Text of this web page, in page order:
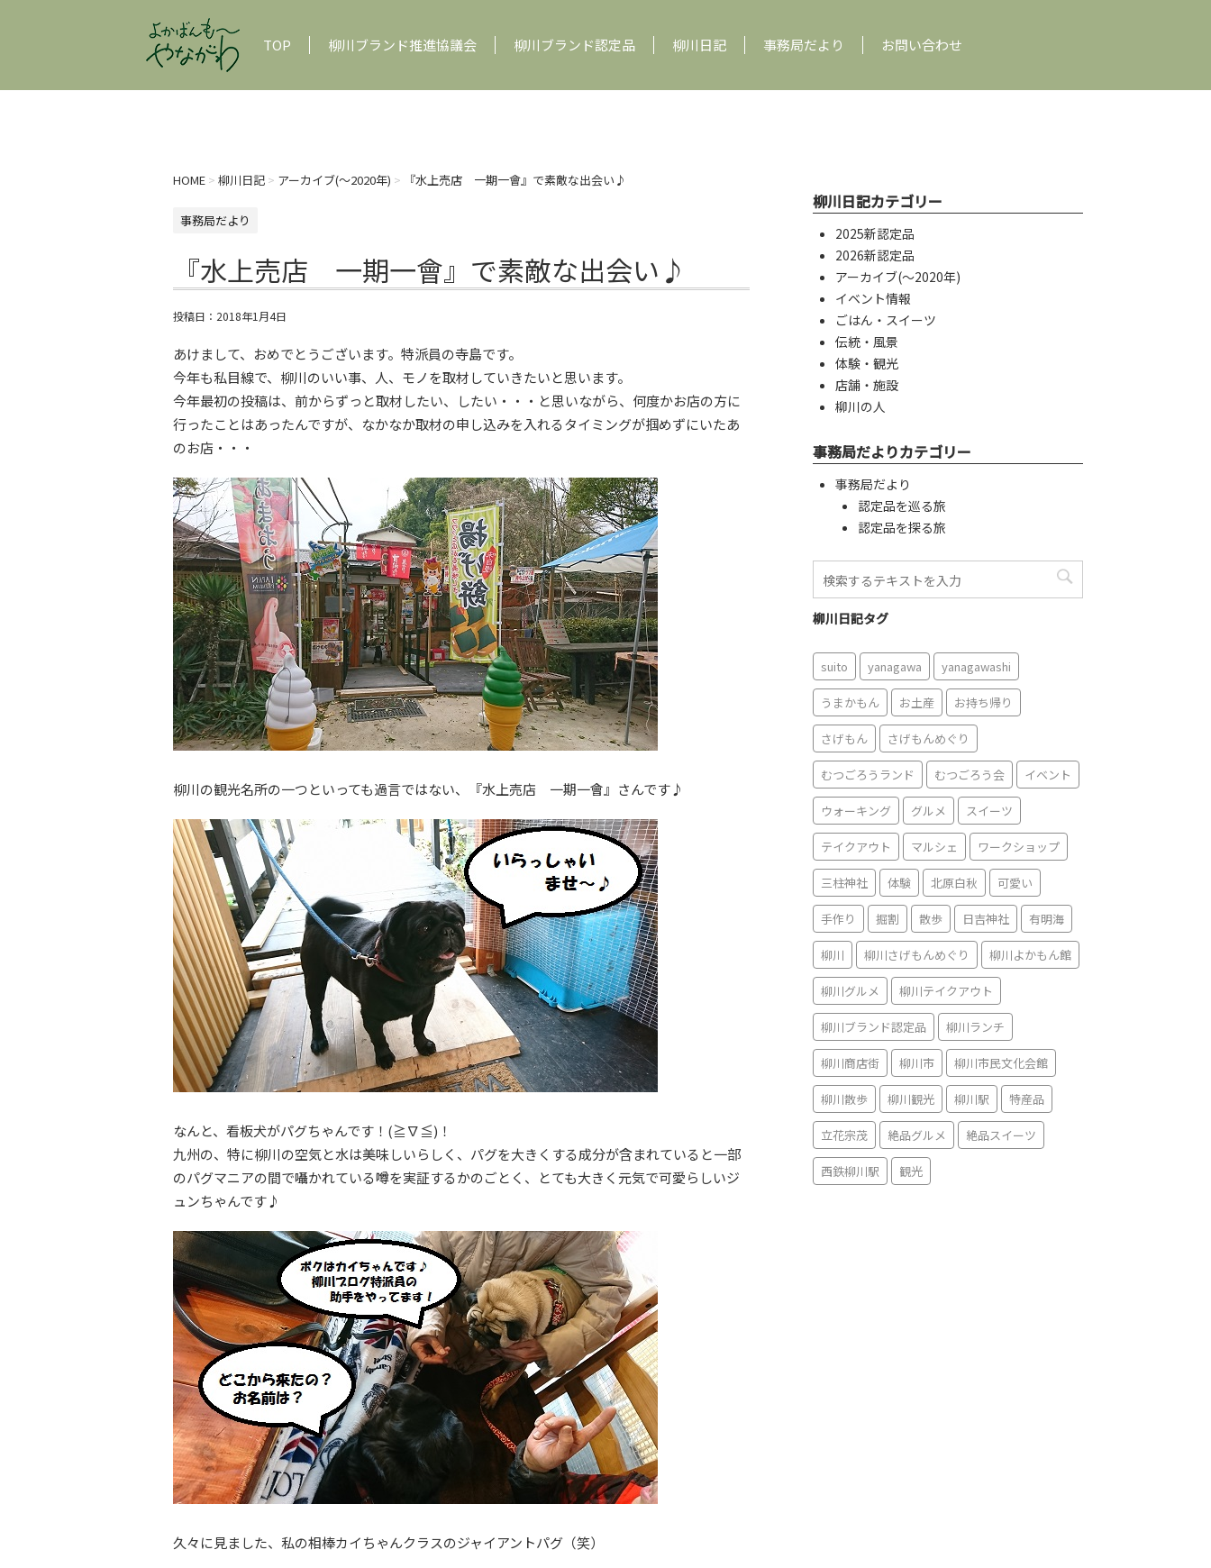
TOP 柳川ブランド推進協議会 柳川ブランド認定品 柳川日記 事務局だより お問い合わせ
HOME > 柳川日記 > アーカイブ(〜2020年) > 『水上売店 一期一會』で素敵な出会い♪
事務局だより
『水上売店 一期一會』で素敵な出会い♪
投稿日： 2018年1月4日
あけまして、おめでとうございます。特派員の寺島です。
今年も私目線で、柳川のいい事、人、モノを取材していきたいと思います。
今年最初の投稿は、前からずっと取材したい、したい・・・と思いながら、何度かお店の方に
行ったことはあったんですが、なかなか取材の申し込みを入れるタイミングが掴めずにいたあ
のお店・・・
柳川の観光名所の一つといっても過言ではない、『水上売店 一期一會』さんです♪
なんと、看板犬がパグちゃんです！(≧∇≦)！
九州の、特に柳川の空気と水は美味しいらしく、パグを大きくする成分が含まれていると一部
のパグマニアの間で囁かれている噂を実証するかのごとく、とても大きく元気で可愛らしいジ
ュンちゃんです♪
久々に見ました、私の相棒カイちゃんクラスのジャイアントパグ（笑）
柳川日記カテゴリー
2025新認定品
2026新認定品
アーカイブ(〜2020年)
イベント情報
ごはん・スイーツ
伝統・風景
体験・観光
店舗・施設
柳川の人
事務局だよりカテゴリー
事務局だより
認定品を巡る旅
認定品を探る旅
柳川日記タグ
suito yanagawa yanagawashi
うまかもん お土産 お持ち帰り
さげもん さげもんめぐり
むつごろうランド むつごろう会 イベント
ウォーキング グルメ スイーツ
テイクアウト マルシェ ワークショップ
三柱神社 体験 北原白秋 可愛い
手作り 掘割 散歩 日吉神社 有明海
柳川 柳川さげもんめぐり 柳川よかもん館
柳川グルメ 柳川テイクアウト
柳川ブランド認定品 柳川ランチ
柳川商店街 柳川市 柳川市民文化会館
柳川散歩 柳川観光 柳川駅 特産品
立花宗茂 絶品グルメ 絶品スイーツ
西鉄柳川駅 観光